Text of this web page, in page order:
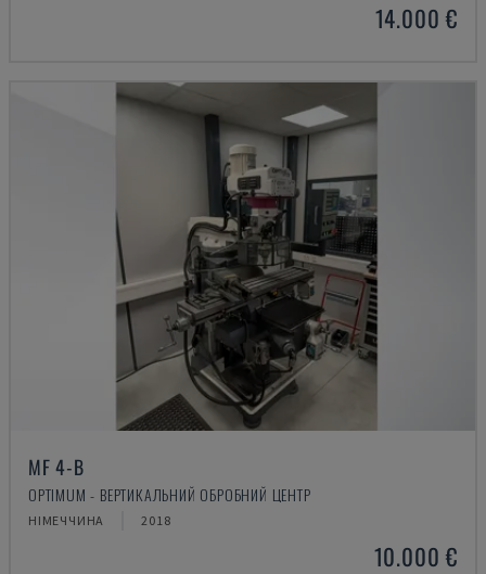
14.000 €
MF 4-B
OPTIMUM - ВЕРТИКАЛЬНИЙ ОБРОБНИЙ ЦЕНТР
НІМЕЧЧИНА 2018
10.000 €